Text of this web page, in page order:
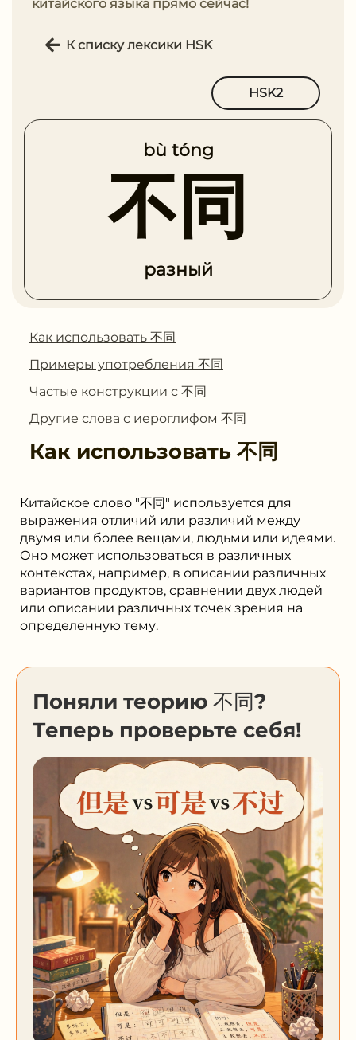
китайского языка прямо сейчас!
К списку лексики HSK
HSK2
bù tóng
不同
разный
Как использовать 不同
Примеры употребления 不同
Частые конструкции с 不同
Другие слова с иероглифом 不同
Как использовать 不同
Китайское слово "不同" используется для
выражения отличий или различий между
двумя или более вещами, людьми или идеями.
Оно может использоваться в различных
контекстах, например, в описании различных
вариантов продуктов, сравнении двух людей
или описании различных точек зрения на
определенную тему.
Поняли теорию 不同?
Теперь проверьте себя!